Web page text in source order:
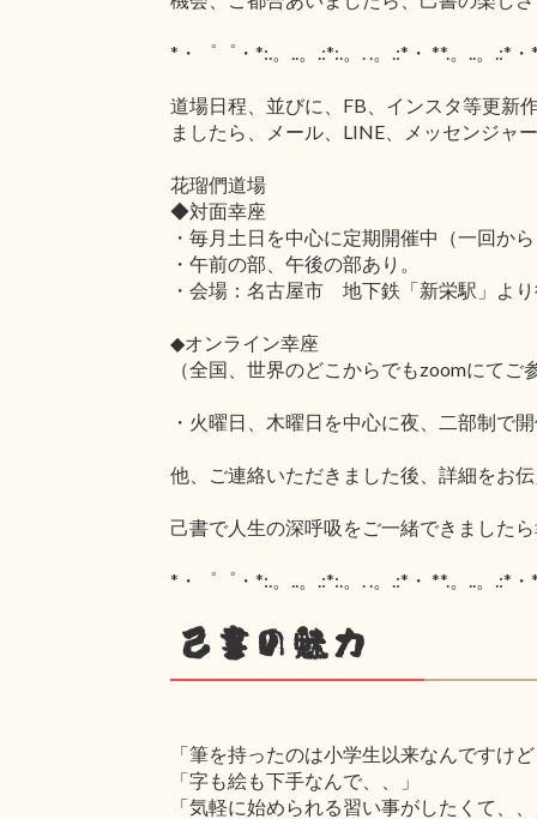
*・゜゜・*:.。..。.:*:.。. .。.:*・ **.。..。.:*・
道場日程、並びに、FB、インスタ等更新
ましたら、メール、LINE、メッセンジャ
花瑠們道場
◆対面幸座
・毎月土日を中心に定期開催中（一回か
・午前の部、午後の部あり。
・会場：名古屋市 地下鉄「新栄駅」よ
◆オンライン幸座
（全国、世界のどこからでもzoomにてご
・火曜日、木曜日を中心に夜、二部制で
他、ご連絡いただきました後、詳細をお
己書で人生の深呼吸をご一緒できました
*・゜゜・*:.。..。.:*:.。. .。.:*・ **.。..。.:*・
己書の魅力
「筆を持ったのは小学生以来なんですけ
「字も絵も下手なんで、、」
「気軽に始められる習い事がしたくて、